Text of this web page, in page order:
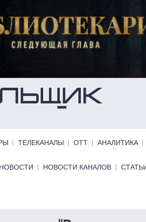
ТЕЛЕКАНАЛЫ ОТТ АНАЛИТИКА
НОВОСТИ НОВОСТИ КАНАЛОВ